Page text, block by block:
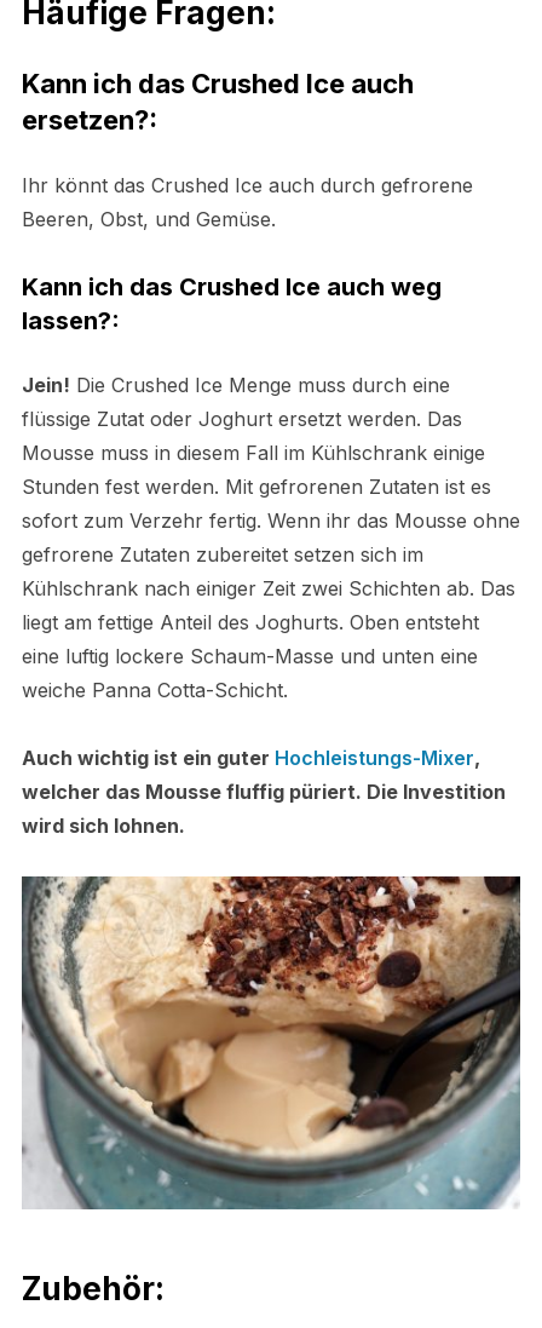
Häufige Fragen:
Kann ich das Crushed Ice auch
ersetzen?:
Ihr könnt das Crushed Ice auch durch gefrorene
Beeren, Obst, und Gemüse.
Kann ich das Crushed Ice auch weg
lassen?:
Jein! Die Crushed Ice Menge muss durch eine
flüssige Zutat oder Joghurt ersetzt werden. Das
Mousse muss in diesem Fall im Kühlschrank einige
Stunden fest werden. Mit gefrorenen Zutaten ist es
sofort zum Verzehr fertig. Wenn ihr das Mousse ohne
gefrorene Zutaten zubereitet setzen sich im
Kühlschrank nach einiger Zeit zwei Schichten ab. Das
liegt am fettige Anteil des Joghurts. Oben entsteht
eine luftig lockere Schaum-Masse und unten eine
weiche Panna Cotta-Schicht.
Auch wichtig ist ein guter Hochleistungs-Mixer,
welcher das Mousse fluffig püriert. Die Investition
wird sich lohnen.
Zubehör: